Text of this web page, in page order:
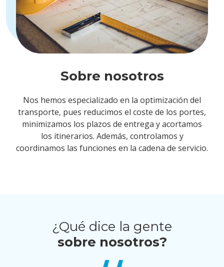
Sobre nosotros
Nos hemos especializado en la optimización del
transporte, pues reducimos el coste de los portes,
minimizamos los plazos de entrega y acortamos
los itinerarios. Además, controlamos y
coordinamos las funciones en la cadena de servicio.
¿Qué dice la gente
sobre nosotros?